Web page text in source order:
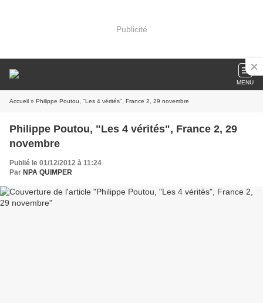
Publicité
MENU
Accueil » Philippe Poutou, "Les 4 vérités", France 2, 29 novembre
Philippe Poutou, "Les 4 vérités", France 2, 29
novembre
Publié le 01/12/2012 à 11:24
Par NPA QUIMPER